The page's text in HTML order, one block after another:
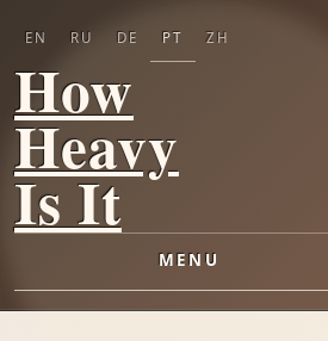
How
Heavy
Is It
MENU
EN RU DE PT ZH